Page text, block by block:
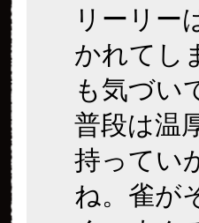
リーリー
かれてし
も気づい
普段は温
持ってい
ね。雀が